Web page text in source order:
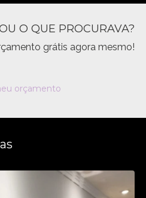
O QUE PROCURAVA?
grátis agora mesmo!
orçamento